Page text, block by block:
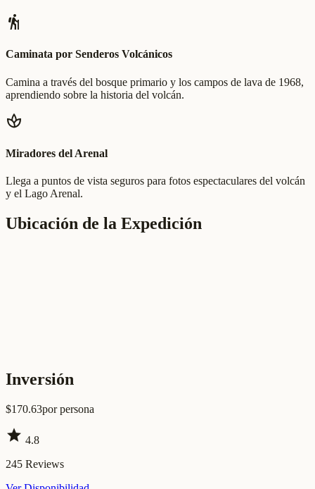
hiking
Caminata por Senderos Volcánicos
Camina a través del bosque primario y los campos de lava de 1968,
aprendiendo sobre la historia del volcán.
spa
Miradores del Arenal
Llega a puntos de vista seguros para fotos espectaculares del volcán
y el Lago Arenal.
Ubicación de la Expedición
Inversión
$170.63por persona
star 4.8
245 Reviews